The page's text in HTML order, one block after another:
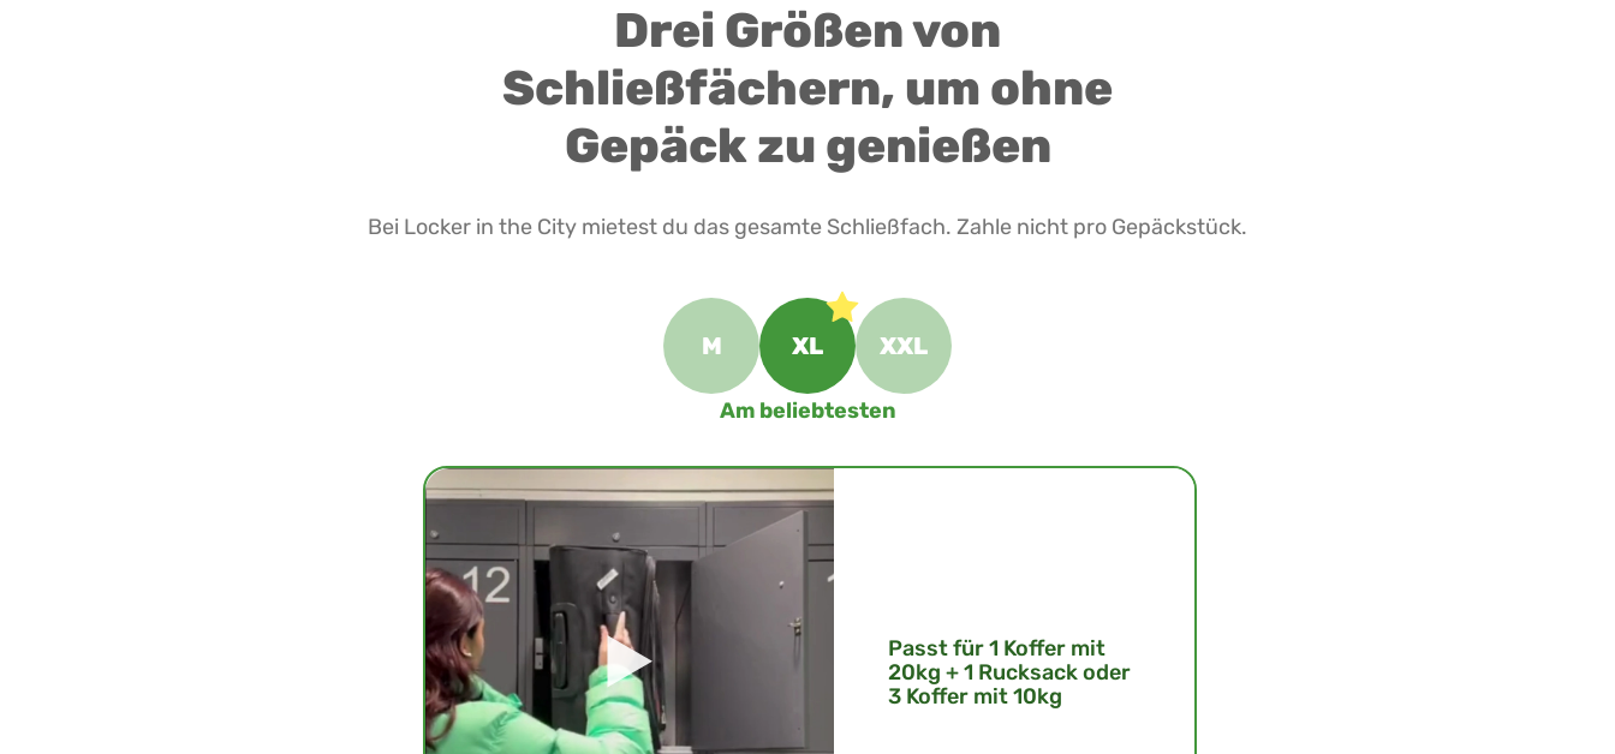
Drei Größen von
Schließfächern, um ohne
Gepäck zu genießen
Bei Locker in the City mietest du das gesamte Schließfach. Zahle nicht pro Gepäckstück.
M XL XXL
Am beliebtesten
Passt für 1 Koffer mit
20kg + 1 Rucksack oder
3 Koffer mit 10kg